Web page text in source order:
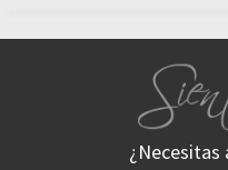
¿Necesitas